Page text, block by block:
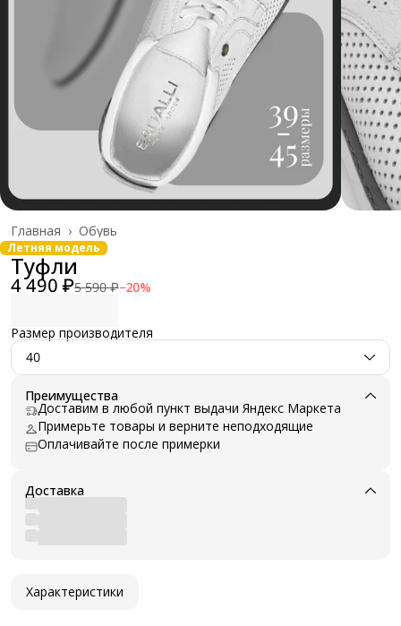
Обувь
Главная ›
Летняя модель
Туфли
4 490 ₽5 590 ₽−20%
Размер производителя
40
Преимущества
Доставим в любой пункт выдачи Яндекс Маркета
Примерьте товары и верните неподходящие
Оплачивайте после примерки
Доставка
Характеристики